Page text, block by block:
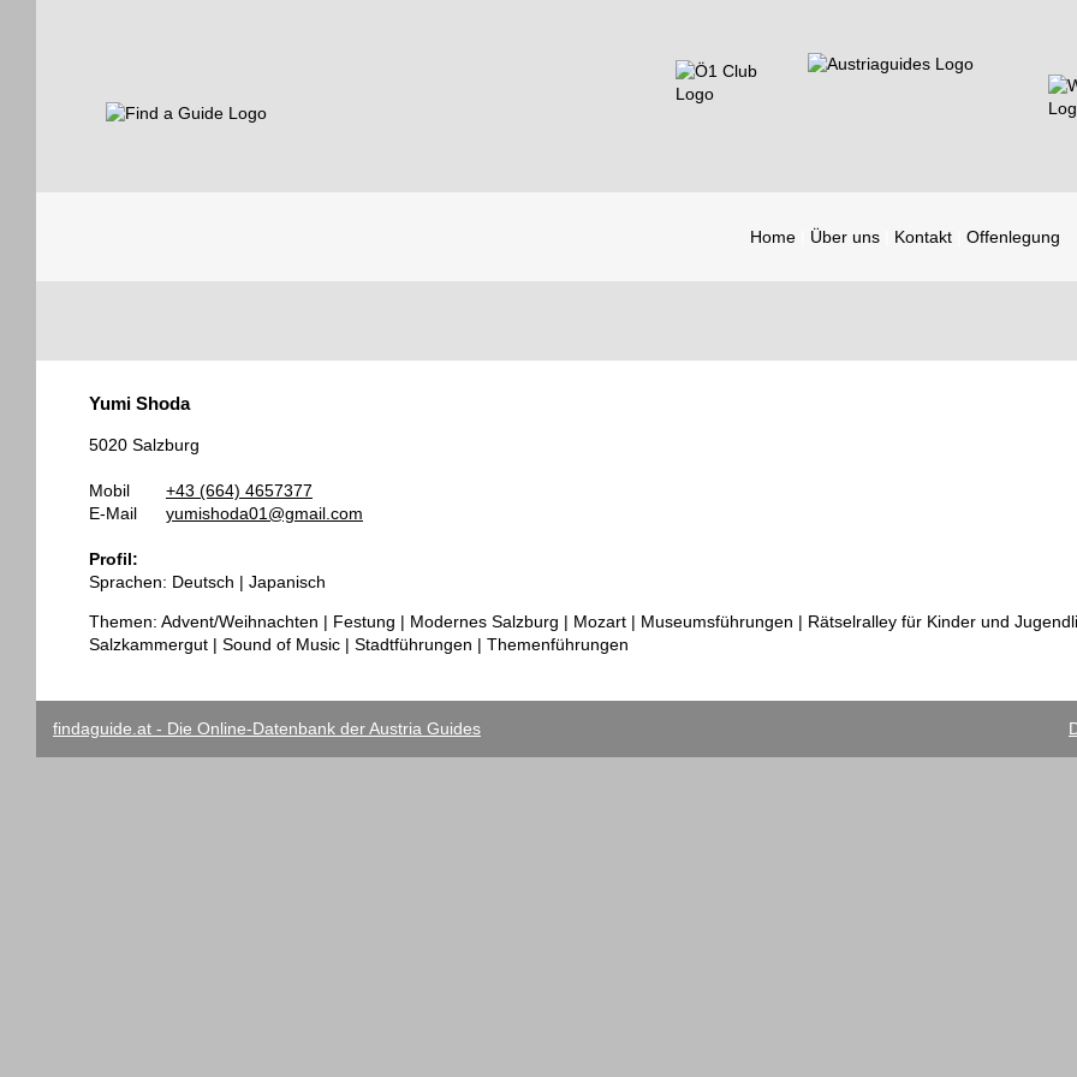
Home Über uns Kontakt Offenlegung
Guides
Yumi Shoda
5020 Salzburg
Mobil
+43 (664) 4657377
E-Mail
yumishoda01@gmail.com
Profil:
Sprachen: Deutsch | Japanisch
Themen: Advent/Weihnachten | Festung | Modernes Salzburg | Mozart | Museumsführungen | Rätselralley für Kinder und
Salzkammergut | Sound of Music | Stadtführungen | Themenführungen
findaguide.at - Die Online-Datenbank der Austria Guides